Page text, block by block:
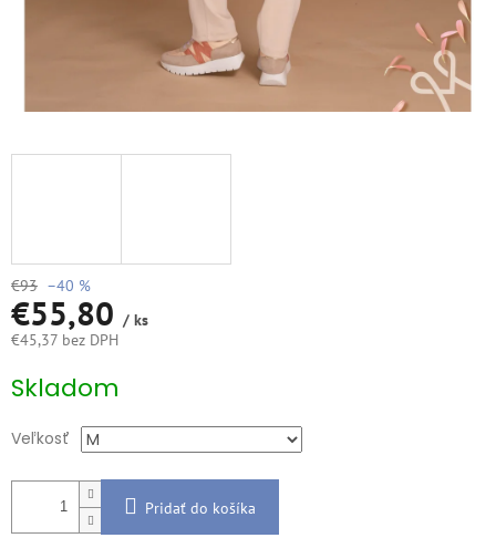
€93 –40 %
€55,80 / ks
€45,37 bez DPH
cena:
Skladom
Veľkosť
Pridať do košíka